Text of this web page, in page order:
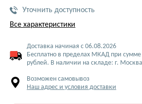
Уточнить доступность
Все характеристики
Доставка начиная с 06.08.2026
Бесплатно в пределах МКАД при сумме
рублей. В наличии на складе: г. Москва
Возможен самовывоз
Наш адрес и условия доставки